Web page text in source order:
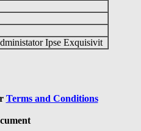
Ipse Exquisivit
Terms and Conditions